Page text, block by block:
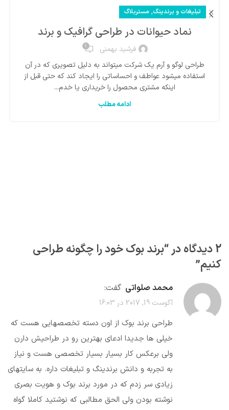
تبلیغات و برندینگ, مستربلاگ
نماد حیوانات در طراحی گرافیک و برند
فرشید بهمنی 1
طراحی لوگو و آرم یک شرکت میتواند به دلیل تصویری که در آن
استفاده میشود عواطف و احساساتی را ایجاد کند که حتی قبل از
اینکه مشتری محصول را خریداری یا خدم...
ادامه مطلب
2 دیدگاه در “
برند بوک خود را چگونه طراحی
کنیم”
محمد صلواتی گفت:
آگوست 19, 2017 در 16:03
طراحی برند بوک از اون دسته تخصصهایی هست که
خیلی ها جدیدا ادعای بهترین رو در طراحیش دارن
ولی برعکس کار بسیار بسیار تخصصی هست و نیاز
به تجربه و دانش برندینگ و تبلیغات داره. به سایتهای
زیادی سر زدم که در مورد برند بوک و هویت بصری
نوشته بودن ولی الحق مطالبی که نوشتید کاملا گواه